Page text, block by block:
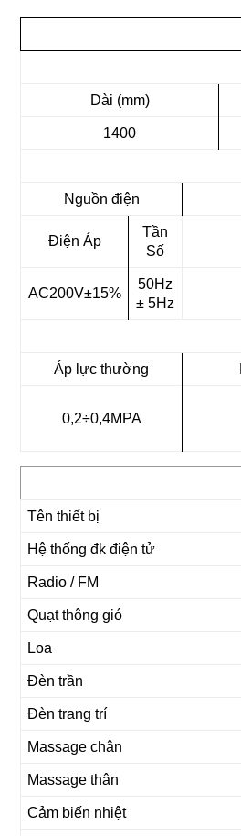
Dài (mm)
1400
Nguồn điện
Điện Áp
Tần
Số
AC200V±15%
50Hz
± 5Hz
Áp lực thường
0,2÷0,4MPA
Tên thiết bị
Hệ thống đk điện tử
Radio / FM
Quạt thông gió
Loa
Đèn trần
Đèn trang trí
Massage chân
Massage thân
Cảm biến nhiệt